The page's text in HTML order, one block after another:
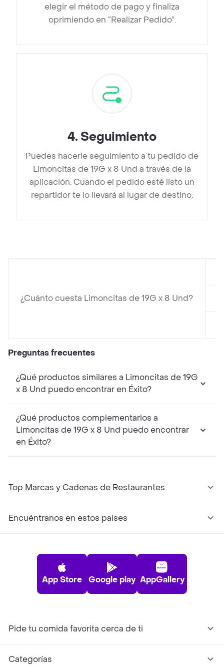
elegir el método de pago y finaliza
oprimiendo en “Realizar Pedido”.
4. Seguimiento
Puedes hacerle seguimiento a tu pedido de
Limoncitas de 19G x 8 Und a través de la
aplicación. Cuando el pedido esté listo un
repartidor te lo llevará al lugar de destino.
¿Cuánto cuesta Limoncitas de 19G x 8 Und?
Preguntas frecuentes
¿Qué productos similares a Limoncitas de 19G
x 8 Und puedo encontrar en Éxito?
¿Qué productos complementarios a
Limoncitas de 19G x 8 Und puedo encontrar
en Éxito?
Top Marcas y Cadenas de Restaurantes
Encuéntranos en estos países
App Store Google play AppGallery
Pide tu comida favorita cerca de ti
Categorías